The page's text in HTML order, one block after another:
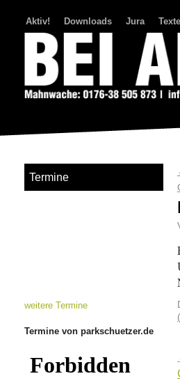
Aktiv! Downloads Jura Texte
Termine
weitere Termine
Termine von parkschuetzer.de